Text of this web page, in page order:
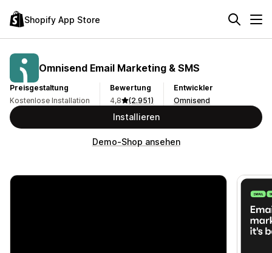
Shopify App Store
Omnisend Email Marketing & SMS
Preisgestaltung
Kostenlose Installation
Bewertung
4,8
(2.951)
Entwickler
Omnisend
Installieren
Demo-Shop ansehen